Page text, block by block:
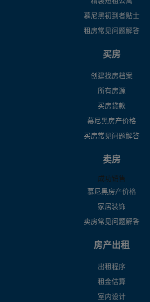
慕尼黑初到者贴士
租房常见问题解答
买房
创建找房档案
所有房源
买房贷款
慕尼黑房产价格
买房常见问题解答
卖房
成功销售
慕尼黑房产价格
家居装饰
卖房常见问题解答
房产出租
出租程序
租金估算
室内设计